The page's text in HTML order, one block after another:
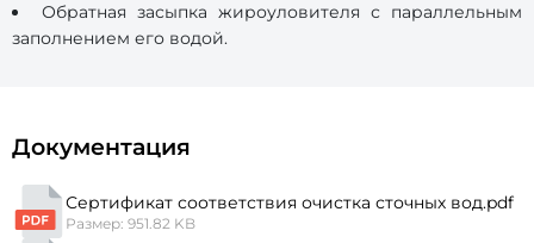
Обратная засыпка жироуловителя с параллельным
заполнением его водой.
Документация
Сертификат соответствия очистка сточных вод.pdf
Размер: 951.82 KB